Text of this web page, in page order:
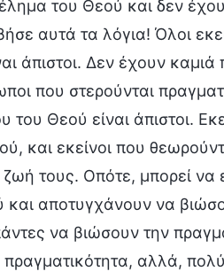
του Θεού και δεν
αυτά τα λόγια! Όλοι
άπιστοι. Δεν έχουν
που στερούνται
Θεού είναι άπιστοι.
και εκείνοι που
τους. Οπότε, μπορεί να
αποτυγχάνουν να
να βιώσουν την
αλλά,